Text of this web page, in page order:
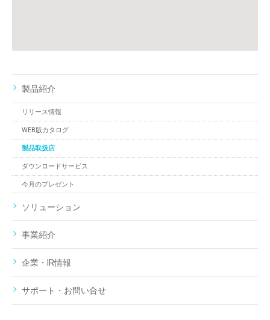
製品紹介
リリース情報
WEB版カタログ
製品取扱店
ダウンロードサービス
今月のプレゼント
ソリューション
事業紹介
企業・IR情報
サポート・お問い合せ